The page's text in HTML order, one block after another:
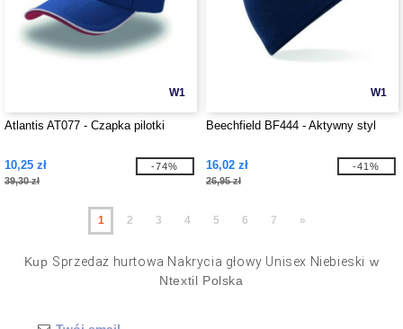
W1
Atlantis AT077 - Czapka pilotki
10,25 zł
39,30 zł
-74%
W1
Beechfield BF444 - Aktywny styl
16,02 zł
26,95 zł
-41%
1 2 3 4 5 6 7 »
Kup Sprzedaż hurtowa Nakrycia głowy Unisex Niebieski w
Ntextil Polska